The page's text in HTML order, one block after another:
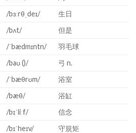
/bɜːrθˌdeɪ/
生日
/bʌt/
但是
/ˈbædmɪntn/
羽毛球
/baʊ ()/
弓 n.
/ˈbæθrʊm/
浴室
/bæθ/
浴缸
/bɪˈliːf/
信念
/bɪˈheɪv/
守規矩